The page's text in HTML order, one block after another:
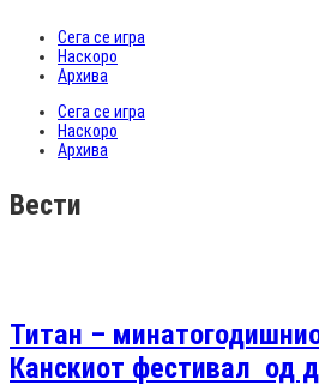
Сега се игра
Наскоро
Архива
Сега се игра
Наскоро
Архива
Вести
Титан –
Канскиот фестивал од